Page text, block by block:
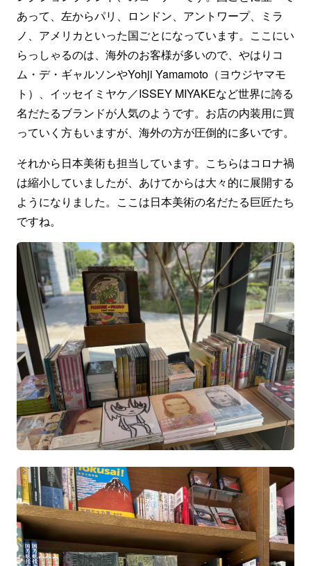
あって、左からパリ、ロンドン、アントワープ、ミラ
ノ、アメリカといった国ごとになっています。ここにい
らっしゃるのは、海外のお客様が多いので、やはりコ
ム・デ・ギャルソンやYohji Yamamoto（ヨウジヤマモ
ト）、イッセイミヤケ／ISSEY MIYAKEなど世界に誇る
名だたるブランドが人気のようです。お店の内装用に買
っていく方もいますが、海外の方が圧倒的に多いです。
それから日本美術も担当しています。こちらはコロナ禍
は縮小していましたが、あけてからは大々的に展開する
ようになりました。ここは日本美術の名だたる巨匠たち
ですね。